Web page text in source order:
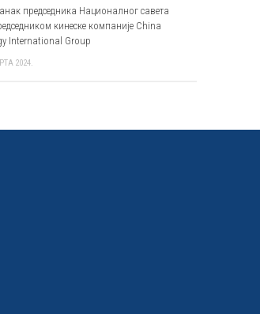
председника Националног савета
кинеске компаније China
International Group
2024.